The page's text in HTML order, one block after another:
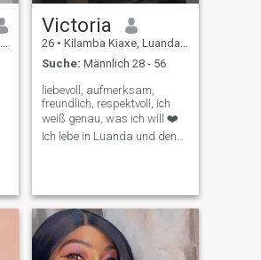
Victoria
26 • Kilamba Kiaxe, Luanda, Angola
Suche: Männlich 28 - 56
liebevoll, aufmerksam,
freundlich, respektvoll, ich
weiß genau, was ich will ❤️
Ich lebe in Luanda und denke